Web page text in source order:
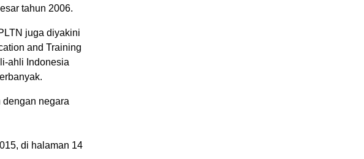
tahun 2006.
juga diyakini
and Training
ahli Indonesia
negara
di halaman 14